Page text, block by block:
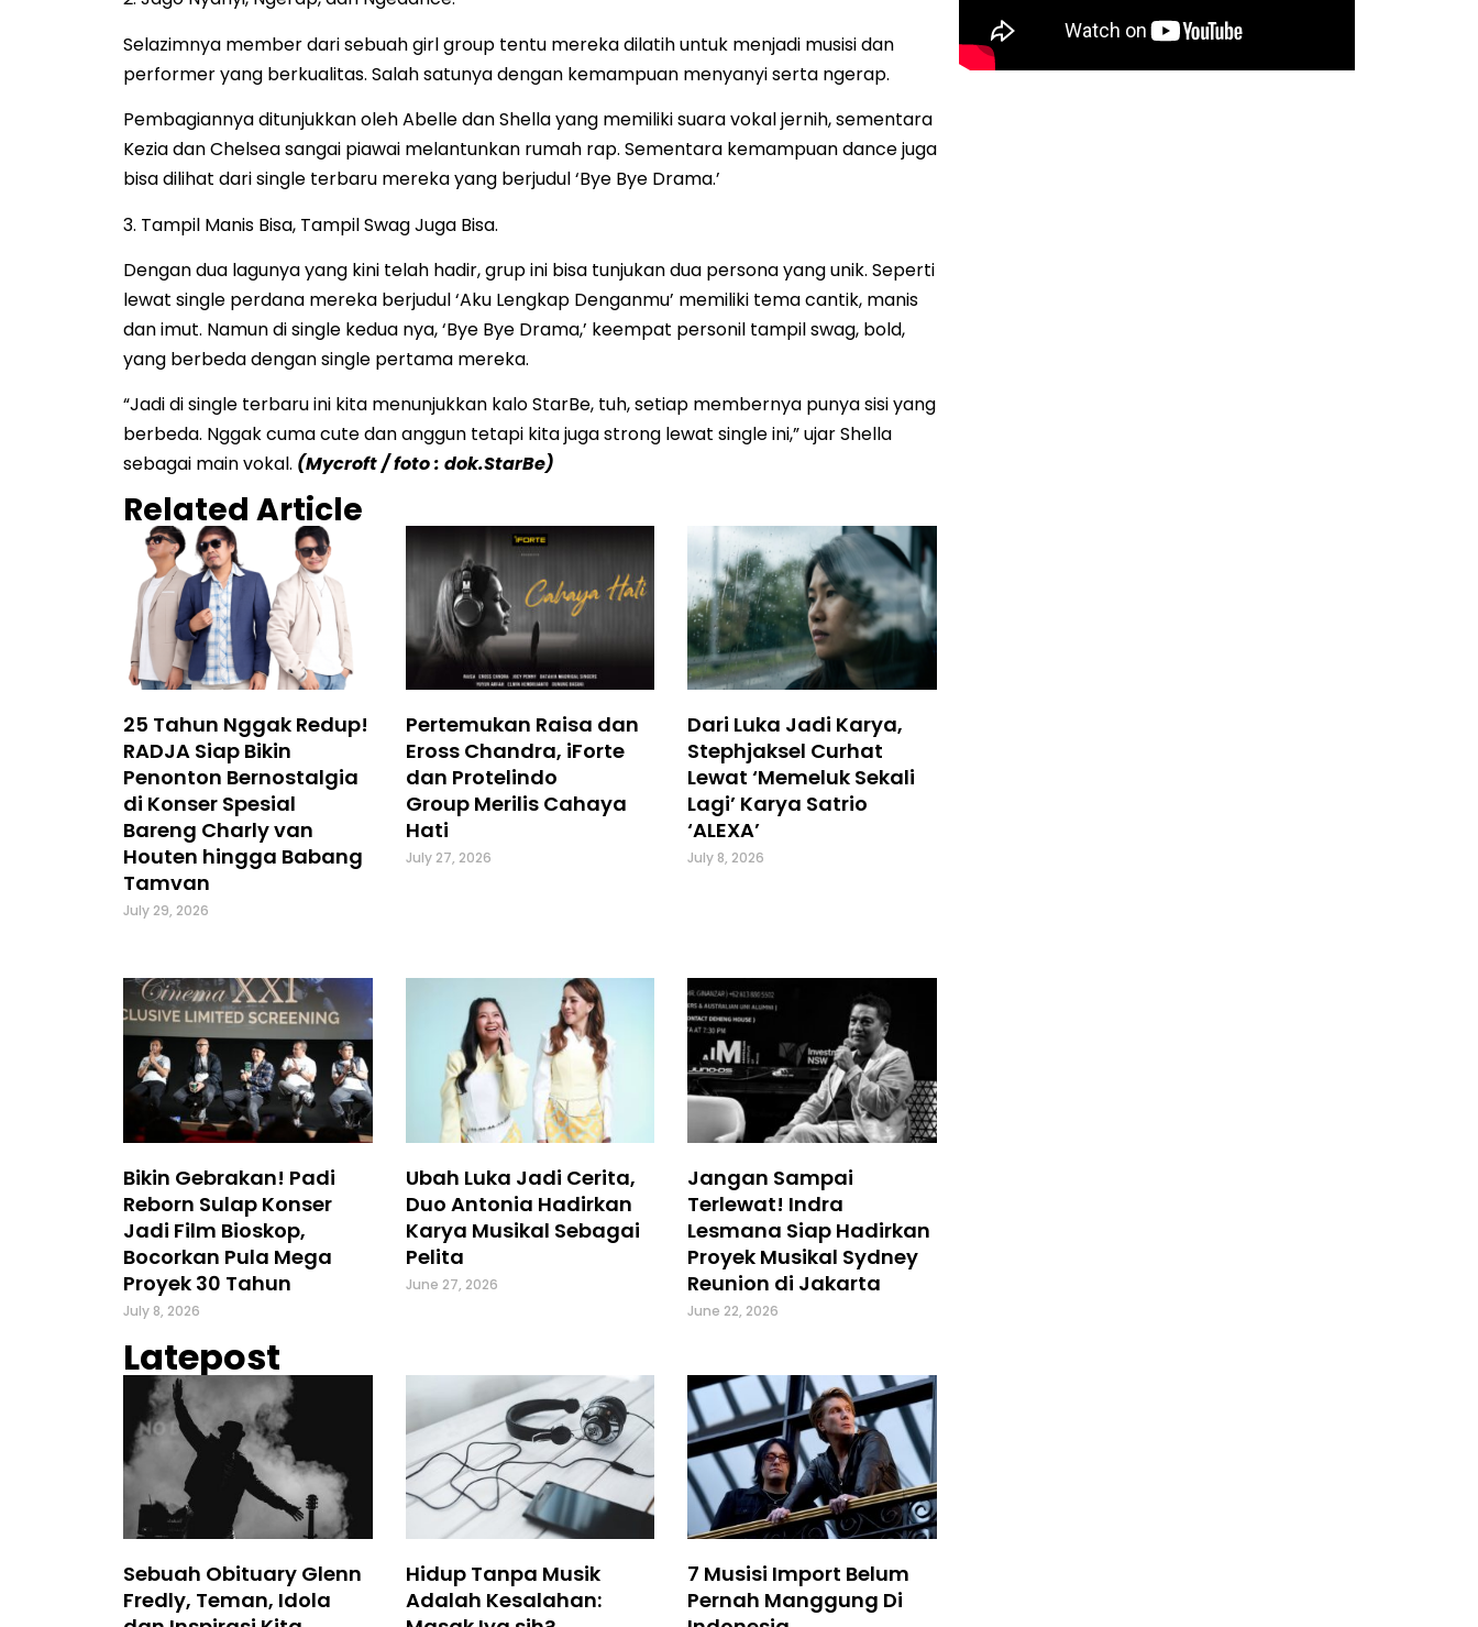
Selazimnya member dari sebuah girl group tentu mereka dilatih untuk menjadi musisi dan
performer yang berkualitas. Salah satunya dengan kemampuan menyanyi serta ngerap.
Pembagiannya ditunjukkan oleh Abelle dan Shella yang memiliki suara vokal jernih, sementara
Kezia dan Chelsea sangai piawai melantunkan rumah rap. Sementara kemampuan dance juga
bisa dilihat dari single terbaru mereka yang berjudul ‘Bye Bye Drama.’
3. Tampil Manis Bisa, Tampil Swag Juga Bisa.
Dengan dua lagunya yang kini telah hadir, grup ini bisa tunjukan dua persona yang unik. Seperti
lewat single perdana mereka berjudul ‘Aku Lengkap Denganmu’ memiliki tema cantik, manis
dan imut. Namun di single kedua nya, ‘Bye Bye Drama,’ keempat personil tampil swag, bold,
yang berbeda dengan single pertama mereka.
“Jadi di single terbaru ini kita menunjukkan kalo StarBe, tuh, setiap membernya punya sisi yang
berbeda. Nggak cuma cute dan anggun tetapi kita juga strong lewat single ini,” ujar Shella
sebagai main vokal. (Mycroft / foto : dok.StarBe)
Related Article
25 Tahun Nggak Redup!
RADJA Siap Bikin
Penonton Bernostalgia
di Konser Spesial
Bareng Charly van
Houten hingga Babang
Tamvan
July 29, 2026
Pertemukan Raisa dan
Eross Chandra, iForte
dan Protelindo
Group Merilis Cahaya
Hati
July 27, 2026
Dari Luka Jadi Karya,
Stephjaksel Curhat
Lewat ‘Memeluk Sekali
Lagi’ Karya Satrio
‘ALEXA’
July 8, 2026
Bikin Gebrakan! Padi
Reborn Sulap Konser
Jadi Film Bioskop,
Bocorkan Pula Mega
Proyek 30 Tahun
July 8, 2026
Ubah Luka Jadi Cerita,
Duo Antonia Hadirkan
Karya Musikal Sebagai
Pelita
June 27, 2026
Jangan Sampai
Terlewat! Indra
Lesmana Siap Hadirkan
Proyek Musikal Sydney
Reunion di Jakarta
June 22, 2026
Latepost
Sebuah Obituary Glenn
Fredly, Teman, Idola
Hidup Tanpa Musik
Adalah Kesalahan:
7 Musisi Import Belum
Pernah Manggung Di